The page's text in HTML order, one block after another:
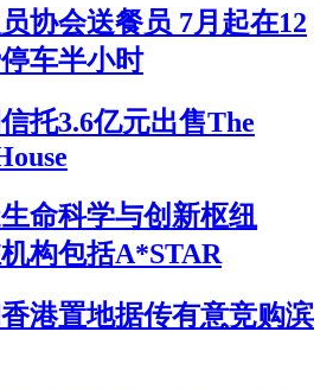
协会送餐员 7月起在12
车半小时
托3.6亿元出售The
命科学与创新枢纽
构包括A*STAR
港置地据传有意竞购滨